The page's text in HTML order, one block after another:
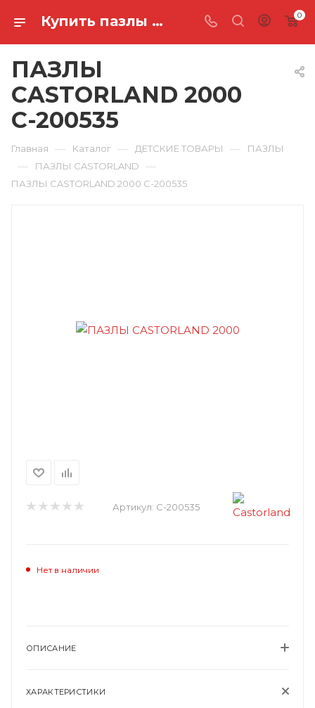
Купить пазлы castorland 2000 C-200535 в Ростове-на-Дону 0
ПАЗЛЫ
CASTORLAND 2000
C-200535
Главная — Каталог — ДЕТСКИЕ ТОВАРЫ — ПАЗЛЫ
— ПАЗЛЫ CASTORLAND —
ПАЗЛЫ CASTORLAND 2000 C-200535
Артикул: C-200535
Нет в наличии
ОПИСАНИЕ
ХАРАКТЕРИСТИКИ